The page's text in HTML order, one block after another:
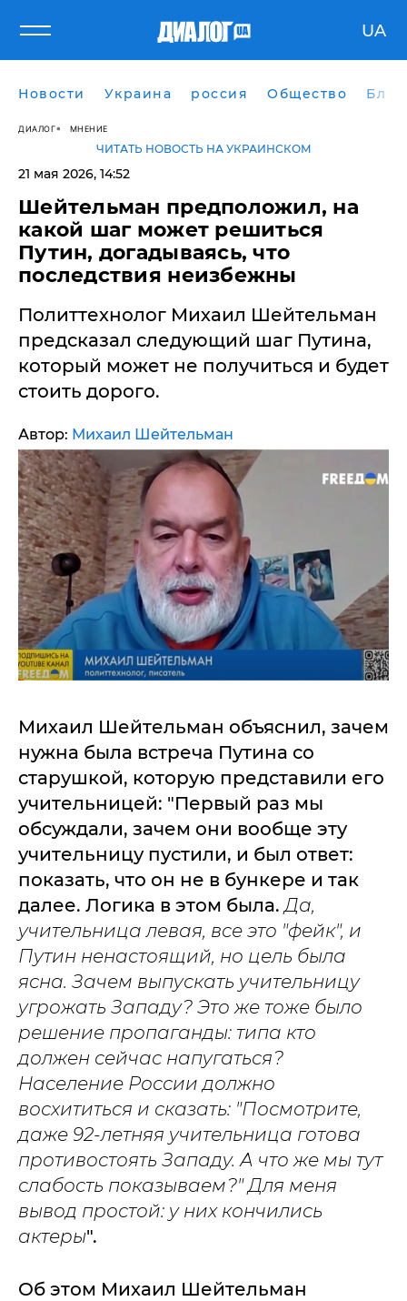
UA
Новости Украина россия Общество
ДИАЛОГ МНЕНИЕ
ЧИТАТЬ НОВОСТЬ НА УКРАИНСКОМ
21 мая 2026, 14:52
Шейтельман предположил, на
какой шаг может решиться
Путин, догадываясь, что
последствия неизбежны
Политтехнолог Михаил Шейтельман
предсказал следующий шаг Путина,
который может не получиться и будет
стоить дорого.
Автор: Михаил Шейтельман
Михаил Шейтельман объяснил, зачем
нужна была встреча Путина со
старушкой, которую представили его
учительницей: "Первый раз мы
обсуждали, зачем они вообще эту
учительницу пустили, и был ответ:
показать, что он не в бункере и так
далее. Логика в этом была.Да,
учительница левая, все это "фейк", и
Путин ненастоящий, но цель была
ясна. Зачем выпускать учительницу
угрожать Западу? Это же тоже было
решение пропаганды: типа кто
должен сейчас напугаться?
Население России должно
восхититься и сказать: "Посмотрите,
даже 92-летняя учительница готова
противостоять Западу. А что же мы тут
слабость показываем?" Для меня
вывод простой: у них кончились
актеры".
Об этом Михаил Шейтельман